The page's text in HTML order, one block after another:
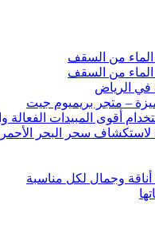
من السقف
من السقف
في الرياض
– متجر بريميوم جيت
أقوى المبيدات الفعالة
سحر البحر الأحمر
وجمال لكل مناسبة